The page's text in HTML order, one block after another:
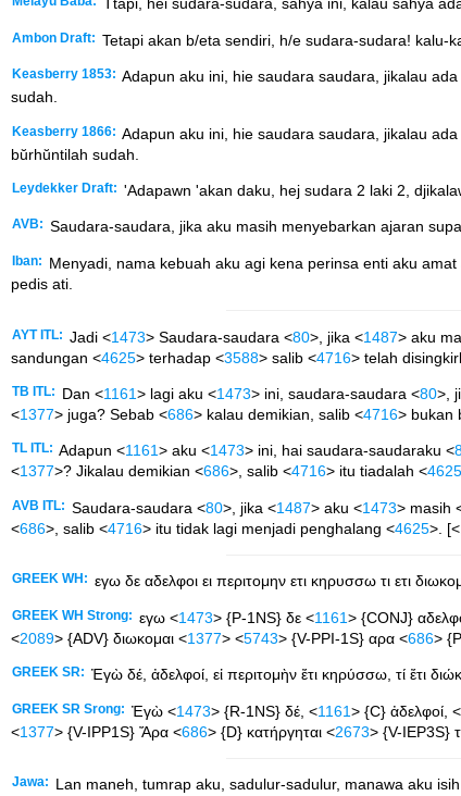
Ttapi, hei sudara-sudara, sahya ini, kalau sahya
Ambon Draft: Tetapi akan b/eta sendiri, h/e sudara-sudara! kalu-
Keasberry 1853: Adapun aku ini, hie saudara saudara, jikalau
sudah.
Keasberry 1866: Adapun aku ini, hie saudara saudara, jikalau
bŭrhŭntilah sudah.
Leydekker Draft: 'Adapawn 'akan daku, hej sudara 2 laki 2,
AVB: Saudara-saudara, jika aku masih menyebarkan ajaran
Iban:
Menyadi, nama kebuah aku agi kena perinsa enti aku
pedis ati.
AYT ITL: Jadi <1473> Saudara-saudara <80>, jika <1487> aku
sandungan <4625> terhadap <3588> salib <4716> telah
TB ITL: Dan <1161> lagi aku <1473> ini, saudara-saudara <80>,
<1377> juga? Sebab <686> kalau demikian, salib <4716> bukan
TL ITL: Adapun <1161> aku <1473> ini, hai saudara-saudaraku <
<1377>? Jikalau demikian <686>, salib <4716> itu tiadalah <4625
AVB ITL: Saudara-saudara <80>, jika <1487> aku <1473> masih
<686>, salib <4716> itu tidak lagi menjadi penghalang <4625>. [<
GREEK WH: εγω δε αδελφοι ει περιτομην ετι κηρυσσω τι ετι
GREEK WH Strong: εγω <1473> {P-1NS} δε <1161> {CONJ}
<2089> {ADV} διωκομαι <1377> <5743> {V-PPI-1S} αρα <686>
GREEK SR: Ἐγὼ δέ, ἀδελφοί, εἰ περιτομὴν ἔτι κηρύσσω, τί ἔτι
GREEK SR Srong: Ἐγὼ <1473> {R-1NS} δέ, <1161> {C} ἀδελφοί, <
<1377> {V-IPP1S} Ἄρα <686> {D} κατήργηται <2673> {V-IEP3S}
Jawa: Lan maneh, tumrap aku, sadulur-sadulur, manawa aku